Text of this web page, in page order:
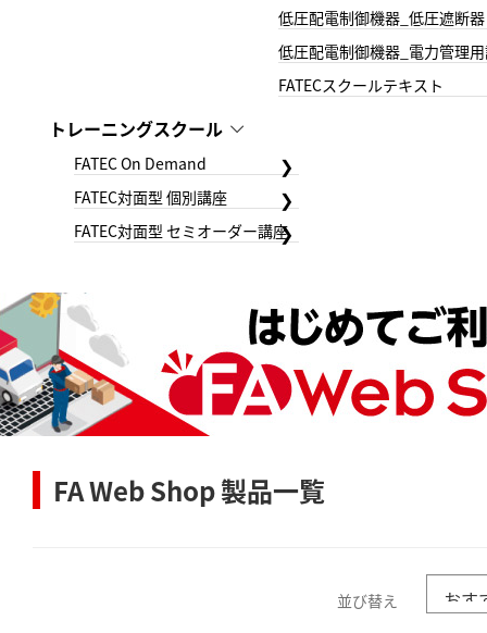
低圧配電制御機器_低圧遮断器
低圧配電制御機器_電力管理
FATECスクールテキスト
トレーニングスクール
FATEC On Demand
FATEC対面型 個別講座
FATEC対面型 セミオーダー講座
FA Web Shop 製品一覧
並び替え